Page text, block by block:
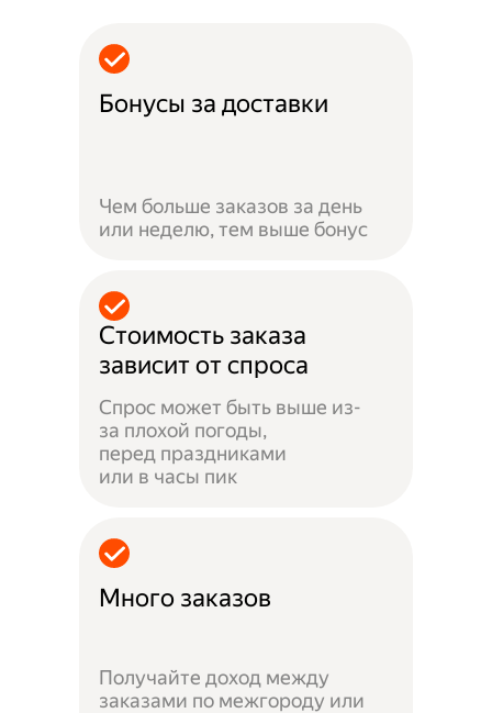
Бонусы за доставки
Чем больше заказов за день
или неделю, тем выше бонус
Стоимость заказа
зависит от спроса
Спрос может быть выше из-
за плохой погоды,
перед праздниками
или в часы пик
Много заказов
Получайте доход между
заказами по межгороду или